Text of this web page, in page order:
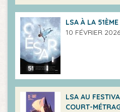
LSA À LA
10 FÉVRIER 2026
LSA AU
COURT-